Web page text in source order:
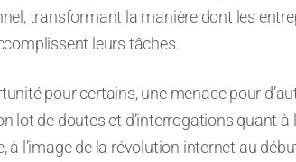
transformant la manière dont les
leurs tâches.
pour certains, une menace pour
lot de doutes et d’interrogations quant à
à l’image de la révolution internet au